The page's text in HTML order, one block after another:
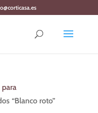
“Blanco roto”